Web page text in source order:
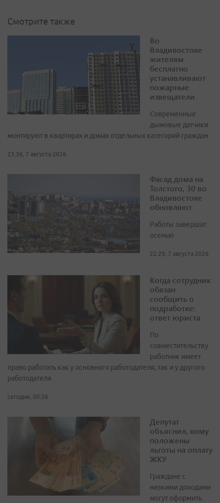
Смотрите также
Во
Владивостоке
жителям
бесплатно
устанавливают
пожарные
извещатели
Современные
дымовые датчики
монтируют в квартирах и домах отдельных категорий граждан
23:36, 7 августа 2026
Фасад дома на
Толстого, 30 во
Владивостоке
обновляют
Работы завершат
осенью
22:29, 7 августа 2026
Когда сотрудник
обязан
сообщить о
подработке:
ответ юриста
По
совместительству
работник имеет
право работать как у основного работодателя, так и у другого
работодателя
сегодня, 00:26
Депутат
объяснил, кому
положены
льготы на оплату
ЖКУ
Граждане с
низкими доходами
могут оформить